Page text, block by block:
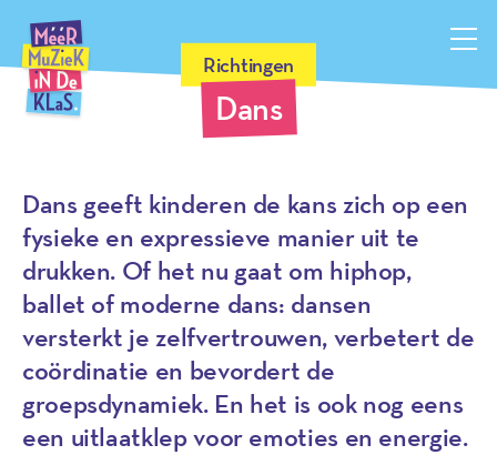
Méér Muziek in de Klas, terug naar de homepagina
Richtingen
Dans
Dans geeft kinderen de kans zich op een
fysieke en expressieve manier uit te
drukken. Of het nu gaat om hiphop,
ballet of moderne dans: dansen
versterkt je zelfvertrouwen, verbetert de
coördinatie en bevordert de
groepsdynamiek. En het is ook nog eens
een uitlaatklep voor emoties en energie.